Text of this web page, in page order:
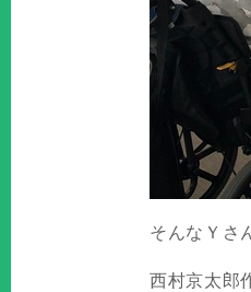
そんなＹさ
西村京太郎